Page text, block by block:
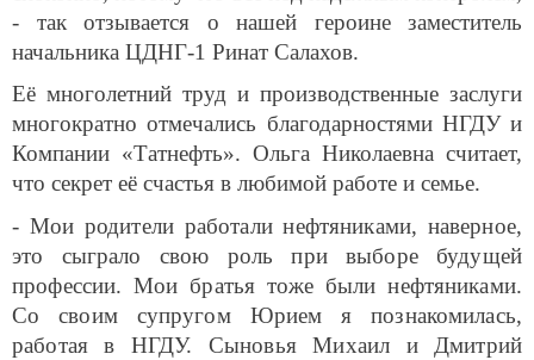
- так отзывается о нашей героине заместитель
начальника ЦДНГ-1 Ринат Салахов.
Её многолетний труд и производственные заслуги
многократно отмечались благодарностями НГДУ и
Компании «Татнефть». Ольга Николаевна считает,
что секрет её счастья в любимой работе и семье.
- Мои родители работали нефтяниками, наверное,
это сыграло свою роль при выборе будущей
профессии. Мои братья тоже были нефтяниками.
Со своим супругом Юрием я познакомилась,
работая в НГДУ. Сыновья Михаил и Дмитрий